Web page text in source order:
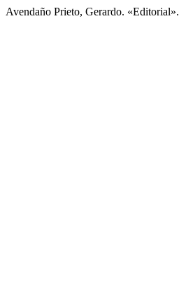
Avendaño Prieto, Gerardo. «Editorial».